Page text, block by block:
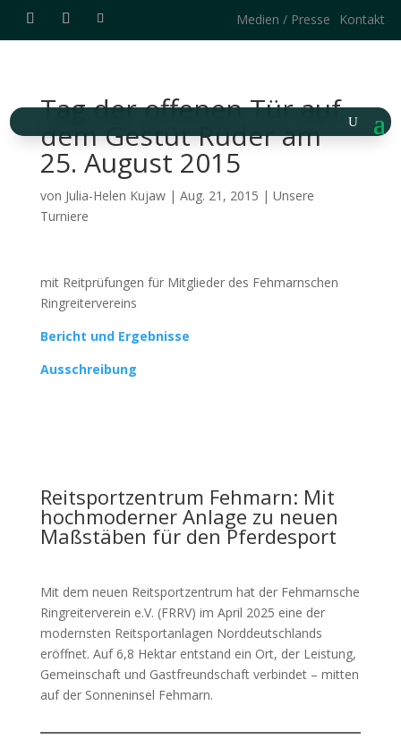
Medien / Presse Kontakt
Tag der offenen Tür auf
dem Gestüt Rüder am
25. August 2015
von Julia-Helen Kujaw| Aug. 21, 2015 | Unsere
Turniere
mit Reitprüfungen für Mitglieder des Fehmarnschen
Ringreitervereins
Bericht und Ergebnisse
Ausschreibung
Reitsportzentrum Fehmarn: Mit
hochmoderner Anlage zu neuen
Maßstäben für den Pferdesport
Mit dem neuen Reitsportzentrum hat der Fehmarnsche
Ringreiterverein e.V. (FRRV) im April 2025 eine der
modernsten Reitsportanlagen Norddeutschlands
eröffnet. Auf 6,8 Hektar entstand ein Ort, der Leistung,
Gemeinschaft und Gastfreundschaft verbindet – mitten
auf der Sonneninsel Fehmarn.